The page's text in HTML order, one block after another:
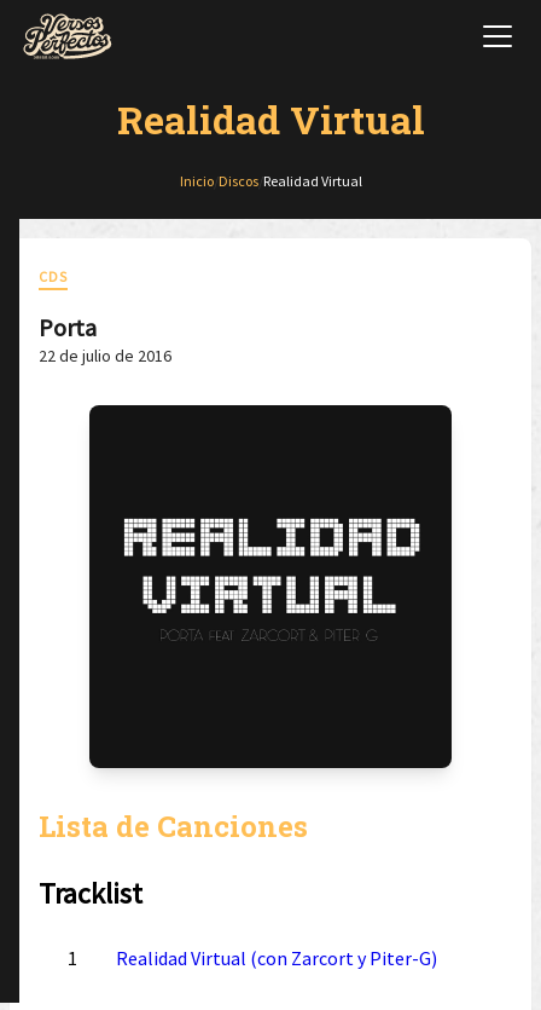
Realidad Virtual
Inicio/ Discos/ Realidad Virtual
CDS
Porta
22 de julio de 2016
Lista de Canciones
Tracklist
1 Realidad Virtual (con Zarcort y Piter-G)